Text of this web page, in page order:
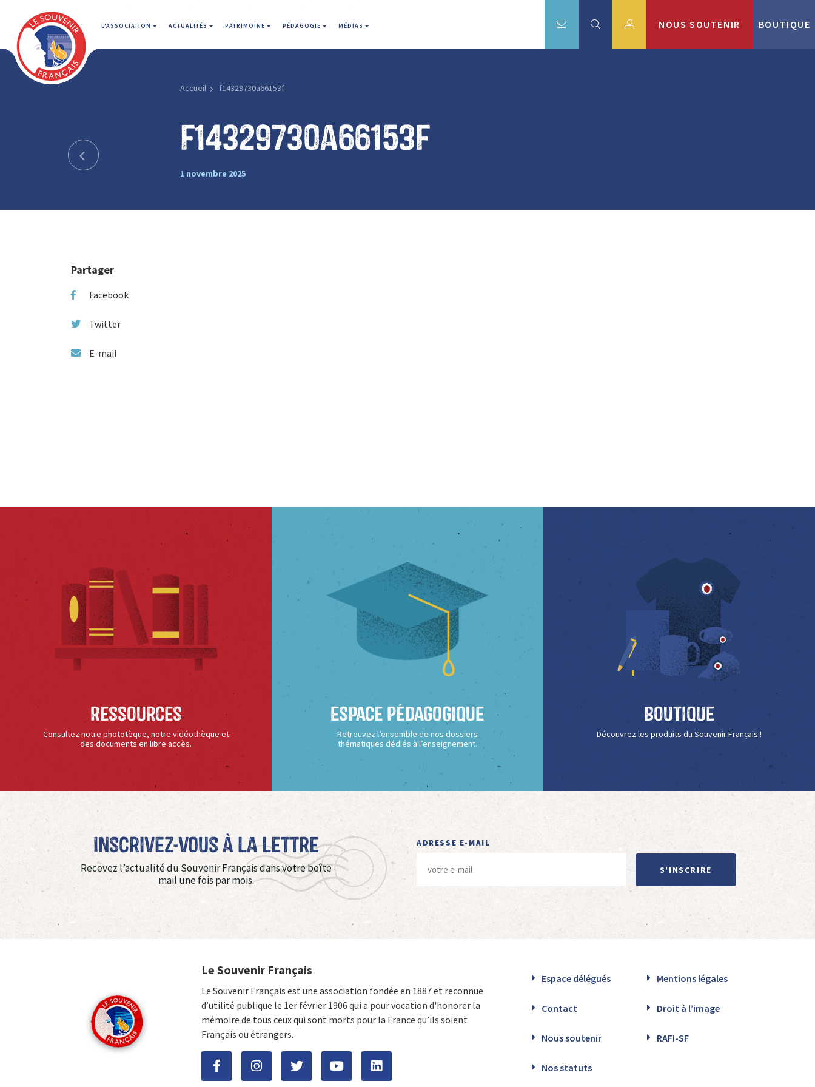
L'ASSOCIATION ACTUALITÉS PATRIMOINE PÉDAGOGIE MÉDIAS NOUS SOUTENIR BOUTIQUE
Accueil f14329730a66153f
f14329730a66153f
1 novembre 2025
Partager
Facebook
Twitter
E-mail
Ressources
Consultez notre phototèque, notre vidéothèque et
des documents en libre accès.
Espace Pédagogique
Retrouvez l’ensemble de nos dossiers
thématiques dédiés à l’enseignement.
Boutique
Découvrez les produits du Souvenir Français !
Inscrivez-vous à La Lettre
Recevez l’actualité du Souvenir Français dans votre boîte
mail une fois par mois.
ADRESSE E-MAIL
S'INSCRIRE
Le Souvenir Français
Le Souvenir Français est une association fondée en 1887 et reconnue
d’utilité publique le 1er février 1906 qui a pour vocation d'honorer la
mémoire de tous ceux qui sont morts pour la France qu’ils soient
Français ou étrangers.
Espace délégués Mentions légales
Contact Droit à l’image
Nous soutenir RAFI-SF
Nos statuts